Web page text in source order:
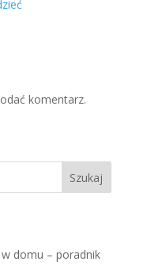
komentarz.
Szukaj
domu – poradnik